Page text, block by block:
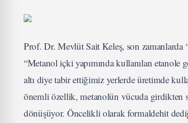
Prof. Dr. Mevlüt Sait Keleş, son zamanlarda
“Metanol içki yapımında kullanılan
altı diye tabir ettiğimiz yerlerde üretimde
önemli özellik, metanolün vücuda girdikten
dönüşüyor. Öncelikli olarak formaldehit